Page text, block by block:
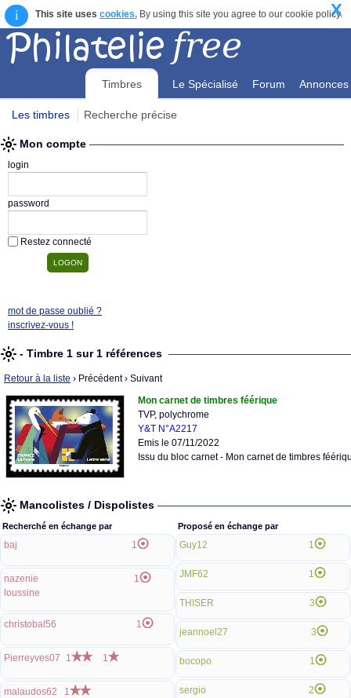
i This site uses cookies.By using this site you agree to our cookie policy.
X
Timbres Le Spécialisé Forum Annonces
Les timbres Recherche précise
Mon compte
login
password
Restez connecté
mot de passe oublié ?
inscrivez-vous !
- Timbre 1 sur 1 références
Retour à la liste › Précédent› Suivant
Mon carnet de timbres féérique
TVP, polychrome
Y&T N°A2217
Emis le 07/11/2022
Issu du bloc carnet - Mon carnet de timbres
Mancolistes / Dispolistes
Recherché en échange par
baj 1
nazenie
loussine
1
christobal56 1
Pierreyves07 1 1
malaudos62 1
Proposé en échange par
Guy12 1
JMF62 1
THISER 3
jeannoel27 3
bocopo 1
sergio 2